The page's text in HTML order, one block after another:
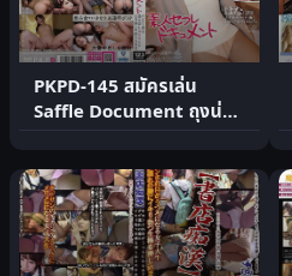
PKPD-145 สมัครเล่น
Saffle Document ถุงน่อง
หอม OL สวย Hana-san